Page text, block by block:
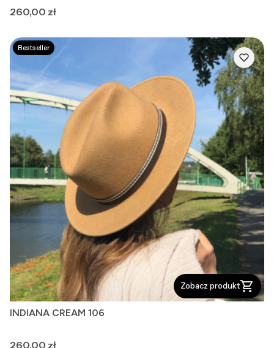
Cena
260,00 zł
Bestseller
Zobacz produkt
INDIANA CREAM 106
Cena
260,00 zł